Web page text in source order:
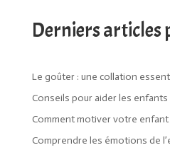
Derniers articles
Le goûter : une collation
Conseils pour aider les enfants
Comment motiver votre
Comprendre les émotions de